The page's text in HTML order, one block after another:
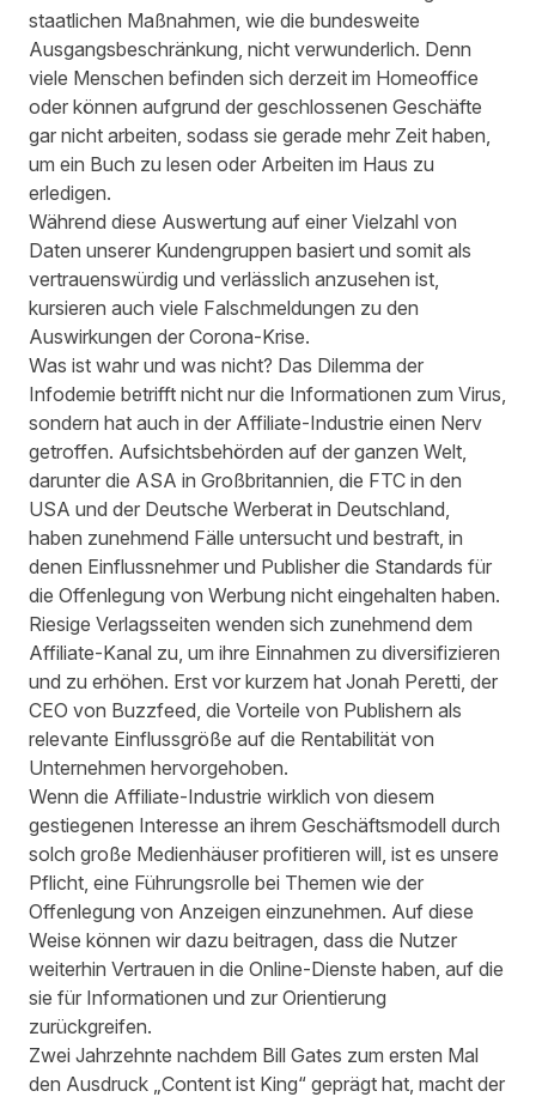
staatlichen Maßnahmen, wie die bundesweite
Ausgangsbeschränkung, nicht verwunderlich. Denn
viele Menschen befinden sich derzeit im Homeoffice
oder können aufgrund der geschlossenen Geschäfte
gar nicht arbeiten, sodass sie gerade mehr Zeit haben,
um ein Buch zu lesen oder Arbeiten im Haus zu
erledigen.
Während diese Auswertung auf einer Vielzahl von
Daten unserer Kundengruppen basiert und somit als
vertrauenswürdig und verlässlich anzusehen ist,
kursieren auch viele Falschmeldungen zu den
Auswirkungen der Corona-Krise.
Was ist wahr und was nicht? Das Dilemma der
Infodemie betrifft nicht nur die Informationen zum Virus,
sondern hat auch in der Affiliate-Industrie einen Nerv
getroffen. Aufsichtsbehörden auf der ganzen Welt,
darunter die ASA in Großbritannien, die FTC in den
USA und der Deutsche Werberat in Deutschland,
haben zunehmend Fälle untersucht und bestraft, in
denen Einflussnehmer und Publisher die Standards für
die Offenlegung von Werbung nicht eingehalten haben.
Riesige Verlagsseiten wenden sich zunehmend dem
Affiliate-Kanal zu, um ihre Einnahmen zu diversifizieren
und zu erhöhen. Erst vor kurzem hat Jonah Peretti, der
CEO von Buzzfeed, die Vorteile von Publishern als
relevante Einflussgröße auf die Rentabilität von
Unternehmen hervorgehoben.
Wenn die Affiliate-Industrie wirklich von diesem
gestiegenen Interesse an ihrem Geschäftsmodell durch
solch große Medienhäuser profitieren will, ist es unsere
Pflicht, eine Führungsrolle bei Themen wie der
Offenlegung von Anzeigen einzunehmen. Auf diese
Weise können wir dazu beitragen, dass die Nutzer
weiterhin Vertrauen in die Online-Dienste haben, auf die
sie für Informationen und zur Orientierung
zurückgreifen.
Zwei Jahrzehnte nachdem Bill Gates zum ersten Mal
den Ausdruck „Content ist King“ geprägt hat, macht der